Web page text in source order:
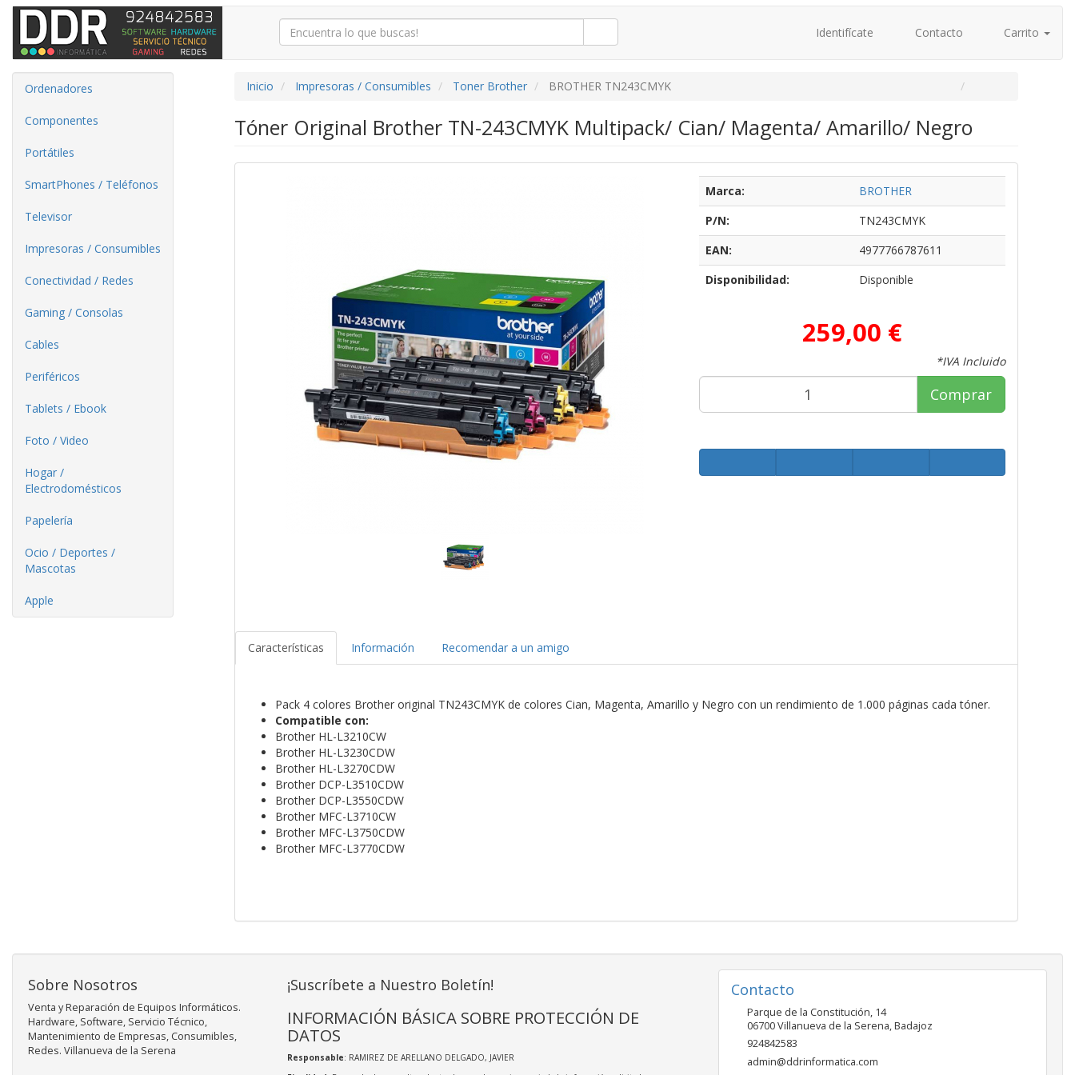
Identifícate Contacto Carrito
Ordenadores
Componentes
Portátiles
SmartPhones / Teléfonos
Televisor
Impresoras / Consumibles
Conectividad / Redes
Gaming / Consolas
Cables
Periféricos
Tablets / Ebook
Foto / Video
Hogar /
Electrodomésticos
Papelería
Ocio / Deportes /
Mascotas
Apple
Inicio Impresoras / Consumibles Toner Brother BROTHER TN243CMYK
Tóner Original Brother TN-243CMYK Multipack/ Cian/ Magenta/ Amarillo/ Negro
Marca:
BROTHER
P/N:
TN243CMYK
EAN:
4977766787611
Disponibilidad:
Disponible
259,00 €
*IVA Incluido
Comprar
Características Información Recomendar a un amigo
Pack 4 colores Brother original TN243CMYK de colores Cian, Magenta, Amarillo y Negro con un rendimiento de 1.000 páginas cada tóner.
Compatible con:
Brother HL-L3210CW
Brother HL-L3230CDW
Brother HL-L3270CDW
Brother DCP-L3510CDW
Brother DCP-L3550CDW
Brother MFC-L3710CW
Brother MFC-L3750CDW
Brother MFC-L3770CDW
Sobre Nosotros
Venta y Reparación de Equipos Informáticos.
Hardware, Software, Servicio Técnico,
Mantenimiento de Empresas, Consumibles,
Redes. Villanueva de la Serena
¡Suscríbete a Nuestro Boletín!
INFORMACIÓN BÁSICA SOBRE PROTECCIÓN DE
DATOS
Responsable: RAMIREZ DE ARELLANO DELGADO, JAVIER
Contacto
Parque de la Constitución, 14
06700Villanueva de la Serena,Badajoz
924842583
admin@ddrinformatica.com